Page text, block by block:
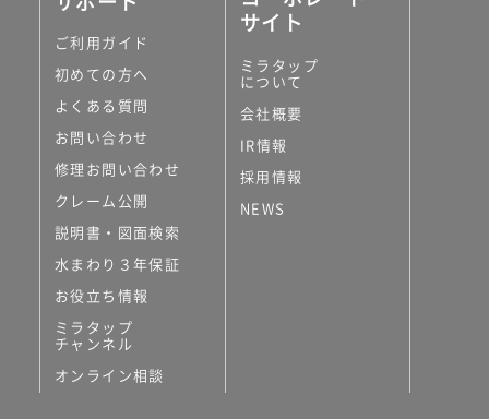
ご利用ガイド
初めての方へ
よくある質問
お問い合わせ
修理お問い合わせ
クレーム公開
説明書・図面検索
水まわり３年保証
お役立ち情報
ミラタップ
チャンネル
オンライン相談
サイト
ミラタップ
について
会社概要
IR情報
採用情報
NEWS